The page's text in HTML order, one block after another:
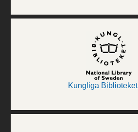
Kungliga Biblioteket